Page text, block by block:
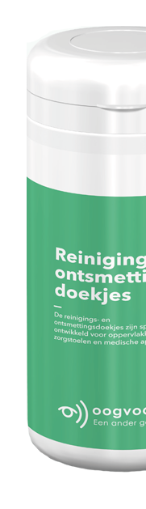
Signia
R LI 7
FiltersDomes
is het nieuwste